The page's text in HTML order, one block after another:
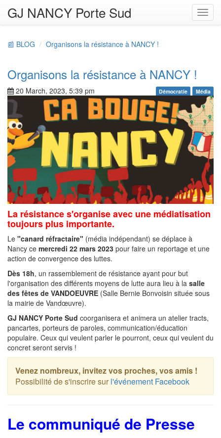
GJ NANCY Porte Sud
📰 BLOG Organisons la résistance à NANCY !
Organisons la résistance à NANCY !
20 March, 2023, 5:39 pm Démocratie Média
La résistance s'organise avec une médiatisation
toujours plus importante.
Le "canard réfractaire" (média indépendant) se déplace à
Nancy ce mercredi 22 mars 2023 pour faire un reportage et une
action de convergence des luttes.
Dès 18h, un rassemblement de résistance ayant pour but
l'organisation des différents moyens de lutte aura lieu à la salle
des fêtes de VANDOEUVRE (Salle Bernie Bonvoisin située sous
la mairie de Vandœuvre).
GJ NANCY Porte Sud coorganisera et animera un atelier tracts,
pancartes, porteurs de paroles, communication/éducation
populaire. Ceux qui veulent parler le pourront, ceux qui veulent du
concret seront servis !
Venez nombreux, invitez vos proches, vos amis !
Possibilité de s'inscrire sur l'événement Facebook
Le communiqué de Presse